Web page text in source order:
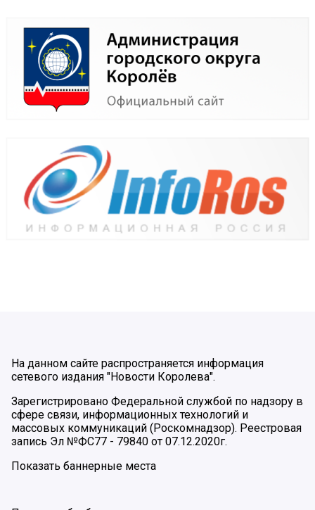
На данном сайте распространяется информация
сетевого издания "Новости Королева".
Зарегистрировано Федеральной службой по надзору в
сфере связи, информационных технологий и
массовых коммуникаций (Роскомнадзор). Реестровая
запись Эл №ФС77 - 79840 от 07.12.2020г.
Показать баннерные места